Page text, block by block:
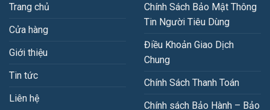
Trang chủ
Cửa hàng
Giới thiệu
Tin tức
Liên hệ
Chính Sách Bảo Mật Thông
Tin Người Tiêu Dùng
Điều Khoản Giao Dịch
Chung
Chính Sách Thanh Toán
Chính sách Bảo Hành – Bảo